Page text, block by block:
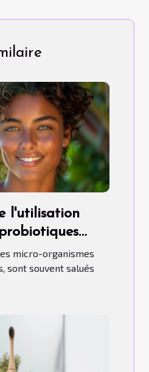
l'utilisation
micro-organismes
sont souvent salués